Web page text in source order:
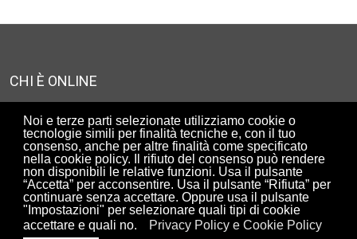
Noi e terze parti selezionate utilizziamo cookie o
tecnologie simili per finalità tecniche e, con il tuo
consenso, anche per altre finalità come specificato
nella cookie policy. Il rifiuto del consenso può rendere
non disponibili le relative funzioni. Usa il pulsante
“Accetta” per acconsentire. Usa il pulsante “Rifiuta” per
continuare senza accettare. Oppure usa il pulsante
"Impostazioni" per selezionare quali tipi di cookie
accettare e quali no.
Privacy Policy e Cookie Policy
CHI È ONLINE
Abbiamo 1857 ospiti e un membro online
UTENTI ISCRITTI AL SITO
90308